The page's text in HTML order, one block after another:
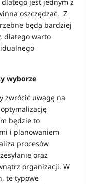
oszczędzać. Z
będą bardziej
dlatego warto
wyborze
zwrócić uwagę na
będzie to
i planowaniem
procesów
oraz
organizacji. W
te typowe